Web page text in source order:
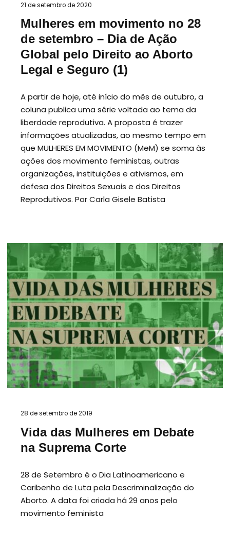
21 de setembro de 2020
Mulheres em movimento no 28
de setembro – Dia de Ação
Global pelo Direito ao Aborto
Legal e Seguro (1)
A partir de hoje, até início do mês de outubro, a
coluna publica uma série voltada ao tema da
liberdade reprodutiva. A proposta é trazer
informações atualizadas, ao mesmo tempo em
que MULHERES EM MOVIMENTO (MeM) se soma às
ações dos movimento feministas, outras
organizações, instituições e ativismos, em
defesa dos Direitos Sexuais e dos Direitos
Reprodutivos. Por Carla Gisele Batista
28 de setembro de 2019
Vida das Mulheres em Debate
na Suprema Corte
28 de Setembro é o Dia Latinoamericano e
Caribenho de Luta pela Descriminalização do
Aborto. A data foi criada há 29 anos pelo
movimento feminista